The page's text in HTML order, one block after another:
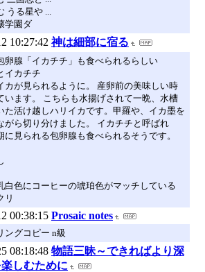
うる星や ...
学園ダ
10:27:42 神は細部に宿る
卵腺「イカチチ」も食べられるらしい
イカチチ
カが見られるように。 産卵前の美味しい時
います。 こちらも水揚げされて一晩、水槽
た活け越しハリイカです。甲羅や、イカ墨を
がら切り分けました。 イカチチと呼ばれ
に見られる包卵腺も食べられるそうです。
白色にコーヒーの琥珀色がマッチしている
リ
00:38:15 Prosaic notes
ングコピー n級
08:18:48 物語三昧～できればより深
楽しむために